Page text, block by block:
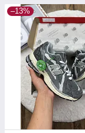
–13%